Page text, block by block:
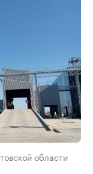
области